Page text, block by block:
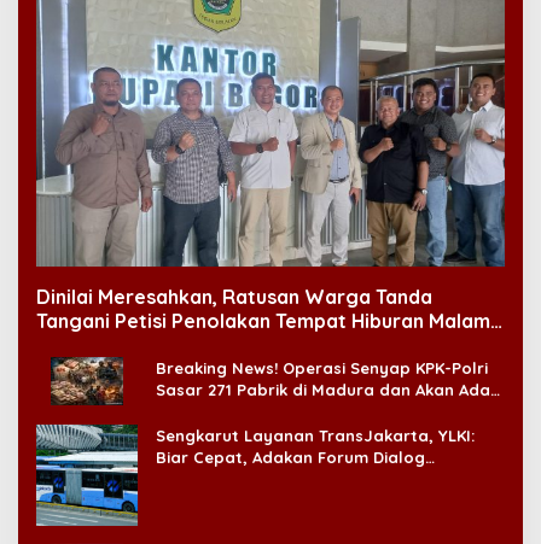
Dinilai Meresahkan, Ratusan Warga Tanda
Tangani Petisi Penolakan Tempat Hiburan Malam
Breaking News! Operasi Senyap KPK-Polri
Sasar 271 Pabrik di Madura dan Akan Ada
Sengkarut Layanan TransJakarta, YLKI:
Biar Cepat, Adakan Forum Dialog